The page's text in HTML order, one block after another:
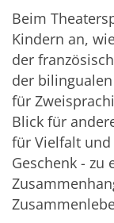
Beim
Kindern an,
der
der
für
Blick für
für Vielfalt und
Geschenk - zu